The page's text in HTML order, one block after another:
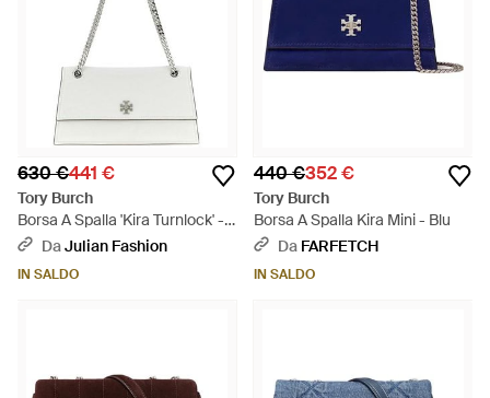
630 €441 €
Tory Burch
Borsa A Spalla 'Kira Turnlock' -
Bianco
DaJulian Fashion
IN SALDO
440 €352 €
Tory Burch
Borsa A Spalla Kira Mini - Blu
Da FARFETCH
IN SALDO